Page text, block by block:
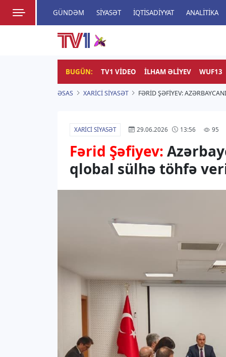
GÜNDƏM SIYASƏT İQTISADIYYAT ANALITIKA
HADISƏ
TV1
Zamanı bizimlə yaşa!
BUGÜN: TV1 VIDEO İLHAM ƏLIYEV WUF13
ƏSAS XARICI SIYASƏT FƏRID ŞƏFIYEV:
XARICI SIYASƏT 29.06.2026 13:56 95
Fərid Şəfiyev:
qlobal sülhə töhfə